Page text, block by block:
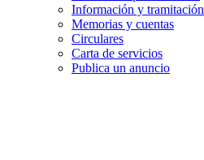
Información y tramitación
Memorias y cuentas
Circulares
Carta de servicios
Publica un anuncio